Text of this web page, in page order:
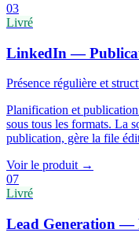
03
Livré
LinkedIn —
Présence régulière et
Planification et
sous tous les formats. La
publication, gère la file
Voir le produit →
07
Livré
Lead Generation —